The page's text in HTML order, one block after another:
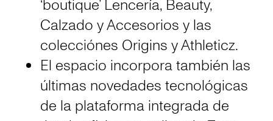
‘boutique’ Lencería, Beauty,
Calzado y Accesorios y las
colecciónes Origins y Athleticz.
El espacio incorpora también las
últimas novedades tecnológicas
de la plataforma integrada de